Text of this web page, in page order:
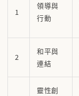
1
領導與
行動
2
和平與
連結
靈性創